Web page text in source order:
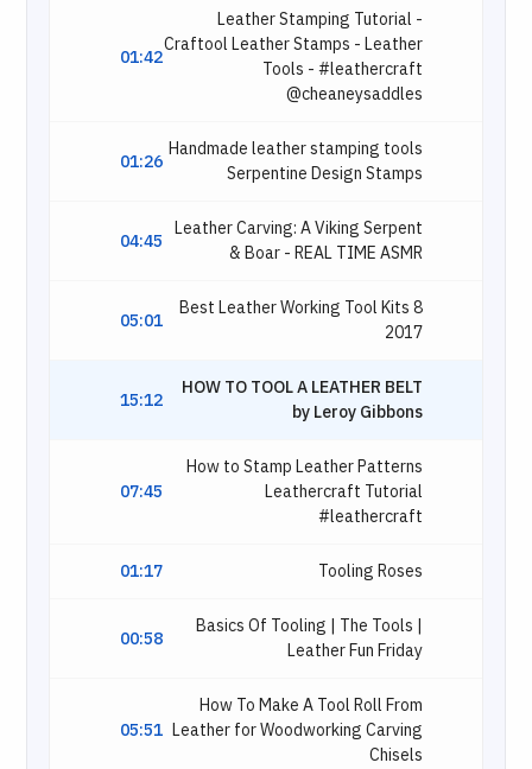
01:42
Leather Stamping Tutorial -
Craftool Leather Stamps - Leather
Tools - #leathercraft
@cheaneysaddles
01:26 Handmade leather stamping tools
Serpentine Design Stamps
04:45 Leather Carving: A Viking Serpent
& Boar - REAL TIME ASMR
05:01
8 Best Leather Working Tool Kits
2017
15:12
HOW TO TOOL A LEATHER BELT
by Leroy Gibbons
07:45
How to Stamp Leather Patterns
Leathercraft Tutorial
#leathercraft
01:17 Tooling Roses
00:58
Basics Of Tooling | The Tools |
Leather Fun Friday
05:51
How To Make A Tool Roll From
Leather for Woodworking Carving
Chisels